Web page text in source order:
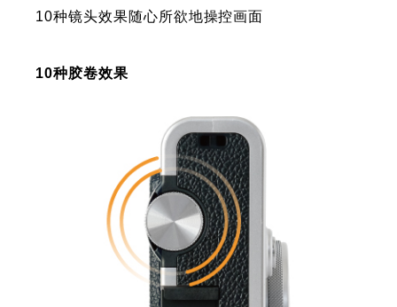
10种镜头效果随心所欲地操控画面
10种胶卷效果